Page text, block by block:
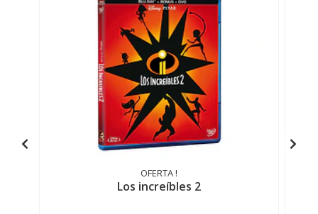
OFERTA !
Los increíbles 2